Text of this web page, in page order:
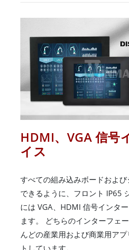
HDMI、VGA 信号
イス
すべての組み込みボードおよ
できるように、フロント IP65
には VGA、HDMI 信号インタ
ます。 どちらのインターフェ
んどの産業用および商業用ア